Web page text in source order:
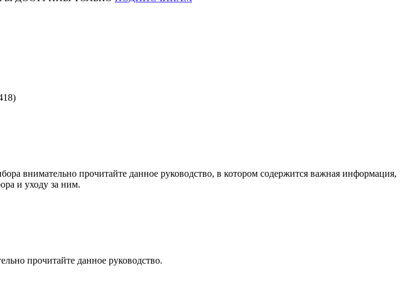
внимательно прочитайте данное руководство, в котором содержится важная информация,
и уходу за ним.
прочитайте данное руководство.